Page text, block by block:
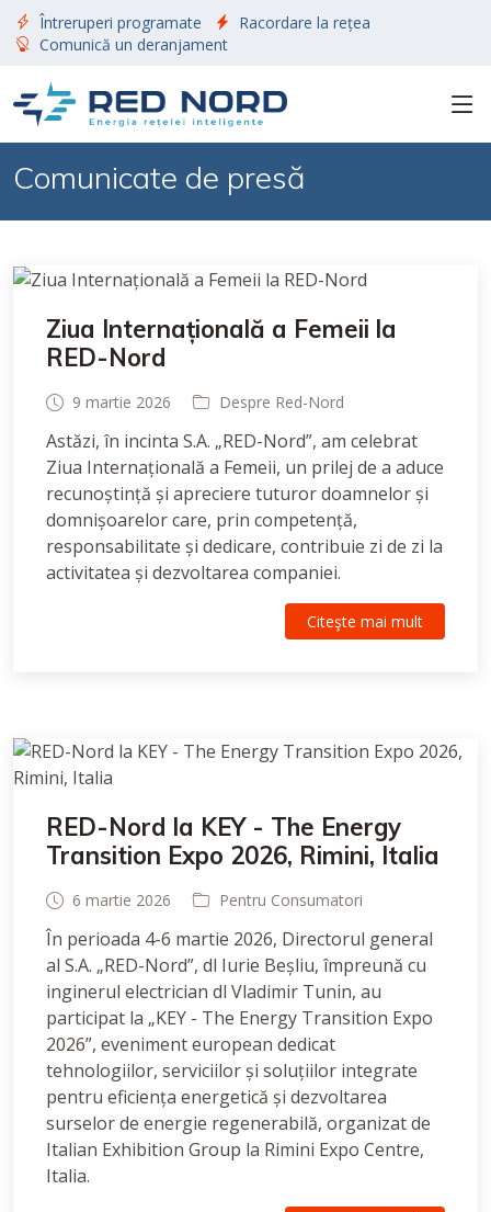
Întreruperi programate
Racordare la rețea
Comunică un deranjament
Comunicate de presă
Ziua Internațională a Femeii la
RED-Nord
9 martie 2026 Despre Red-Nord
Astăzi, în incinta S.A. „RED-Nord”, am celebrat
Ziua Internațională a Femeii, un prilej de a aduce
recunoștință și apreciere tuturor doamnelor și
domnișoarelor care, prin competență,
responsabilitate și dedicare, contribuie zi de zi la
activitatea și dezvoltarea companiei.
Citeşte mai mult
RED-Nord la KEY - The Energy
Transition Expo 2026, Rimini, Italia
6 martie 2026 Pentru Consumatori
În perioada 4-6 martie 2026, Directorul general
al S.A. „RED-Nord”, dl Iurie Beșliu, împreună cu
inginerul electrician dl Vladimir Tunin, au
participat la „KEY - The Energy Transition Expo
2026”, eveniment european dedicat
tehnologiilor, serviciilor și soluțiilor integrate
pentru eficiența energetică și dezvoltarea
surselor de energie regenerabilă, organizat de
Italian Exhibition Group la Rimini Expo Centre,
Italia.